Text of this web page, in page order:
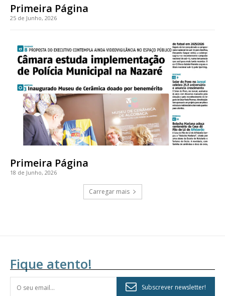
Primeira Página
25 de Junho, 2026
Primeira Página
18 de Junho, 2026
Carregar mais
Fique atento!
Subscrever newsletter!